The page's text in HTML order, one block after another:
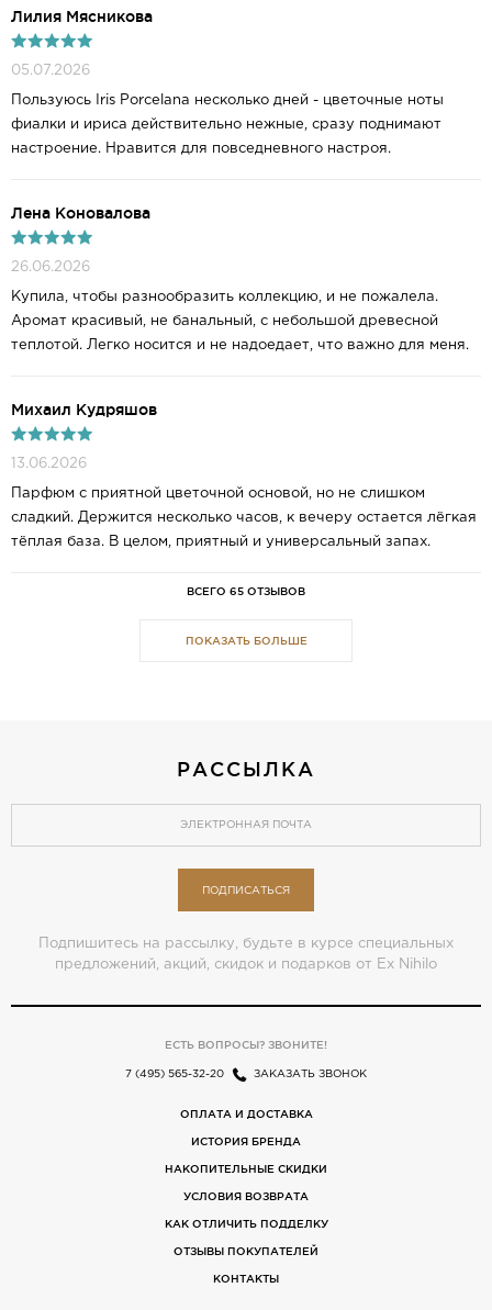
Лилия Мясникова
05.07.2026
Пользуюсь Iris Porcelana несколько дней - цветочные ноты
фиалки и ириса действительно нежные, сразу поднимают
настроение. Нравится для повседневного настроя.
Лена Коновалова
26.06.2026
Купила, чтобы разнообразить коллекцию, и не пожалела.
Аромат красивый, не банальный, с небольшой древесной
теплотой. Легко носится и не надоедает, что важно для меня.
Михаил Кудряшов
13.06.2026
Парфюм с приятной цветочной основой, но не слишком
сладкий. Держится несколько часов, к вечеру остается лёгкая
тёплая база. В целом, приятный и универсальный запах.
ВСЕГО 65 ОТЗЫВОВ
ПОКАЗАТЬ БОЛЬШЕ
РАССЫЛКА
ПОДПИСАТЬСЯ
Подпишитесь на рассылку, будьте в курсе специальных
предложений, акций, скидок и подарков от Ex Nihilo
ЕСТЬ ВОПРОСЫ? ЗВОНИТЕ!
7 (495) 565-32-20 ЗАКАЗАТЬ ЗВОНОК
ОПЛАТА И ДОСТАВКА
ИСТОРИЯ БРЕНДА
НАКОПИТЕЛЬНЫЕ СКИДКИ
УСЛОВИЯ ВОЗВРАТА
КАК ОТЛИЧИТЬ ПОДДЕЛКУ
ОТЗЫВЫ ПОКУПАТЕЛЕЙ
КОНТАКТЫ